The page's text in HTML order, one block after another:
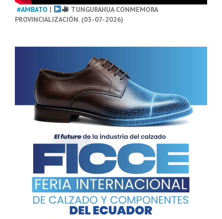
#AMBATO |
TUNGURAHUA CONMEMORA
PROVINCIALIZACIÓN. (03-07-2026)